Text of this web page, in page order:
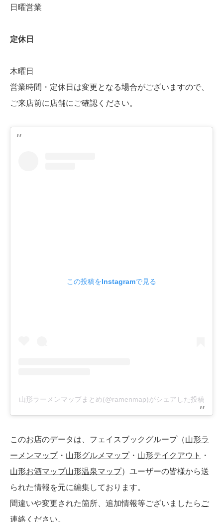
日曜営業
定休日
木曜日
営業時間・定休日は変更となる場合がございますので、
ご来店前に店舗にご確認ください。
この投稿をInstagramで見る
山形ラーメンマップまとめ(@ramenmap)がシェアした投稿
このお店のデータは、フェイスブックグループ（山形ラ
ーメンマップ・ 山形グルメマップ・ 山形テイクアウト
・
山形お酒マップ山形温泉マップ）ユーザーの皆様から送
られた情報を元に編集しております。
間違いや変更された箇所、追加情報等ございましたら ご
連絡ください。